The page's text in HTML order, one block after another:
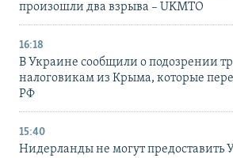
произошли два взрыва – UKMTO
16:18
В Украине сообщили о подозрении
налоговикам из Крыма, которые
РФ
15:40
Нидерланды не могут предоставить